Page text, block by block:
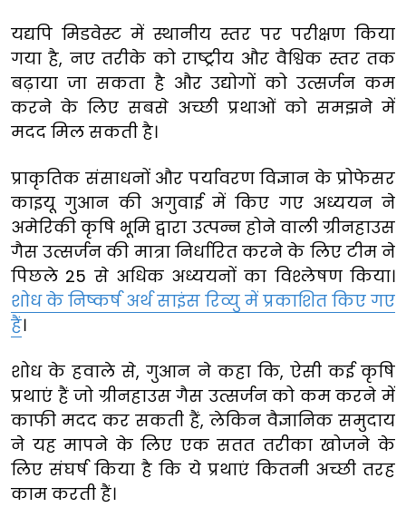
यद्यपि मिडवेस्ट में स्थानीय स्तर पर परीक्षण किया
गया है, नए तरीके को राष्ट्रीय और वैश्विक स्तर तक
बढ़ाया जा सकता है और उद्योगों को उत्सर्जन कम
करने के लिए सबसे अच्छी प्रथाओं को समझने में
मदद मिल सकती है।
प्राकृतिक संसाधनों और पर्यावरण विज्ञान के प्रोफेसर
काइयू गुआन की अगुवाई में किए गए अध्ययन ने
अमेरिकी कृषि भूमि द्वारा उत्पन्न होने वाली ग्रीनहाउस
गैस उत्सर्जन की मात्रा निर्धारित करने के लिए टीम ने
पिछले 25 से अधिक अध्ययनों का विश्लेषण किया।
शोध के निष्कर्ष अर्थ साइंस रिव्यु में प्रकाशित किए गए
हैं।
शोध के हवाले से, गुआन ने कहा कि, ऐसी कई कृषि
प्रथाएं हैं जो ग्रीनहाउस गैस उत्सर्जन को कम करने में
काफी मदद कर सकती हैं, लेकिन वैज्ञानिक समुदाय
ने यह मापने के लिए एक सतत तरीका खोजने के
लिए संघर्ष किया है कि ये प्रथाएं कितनी अच्छी तरह
काम करती हैं।